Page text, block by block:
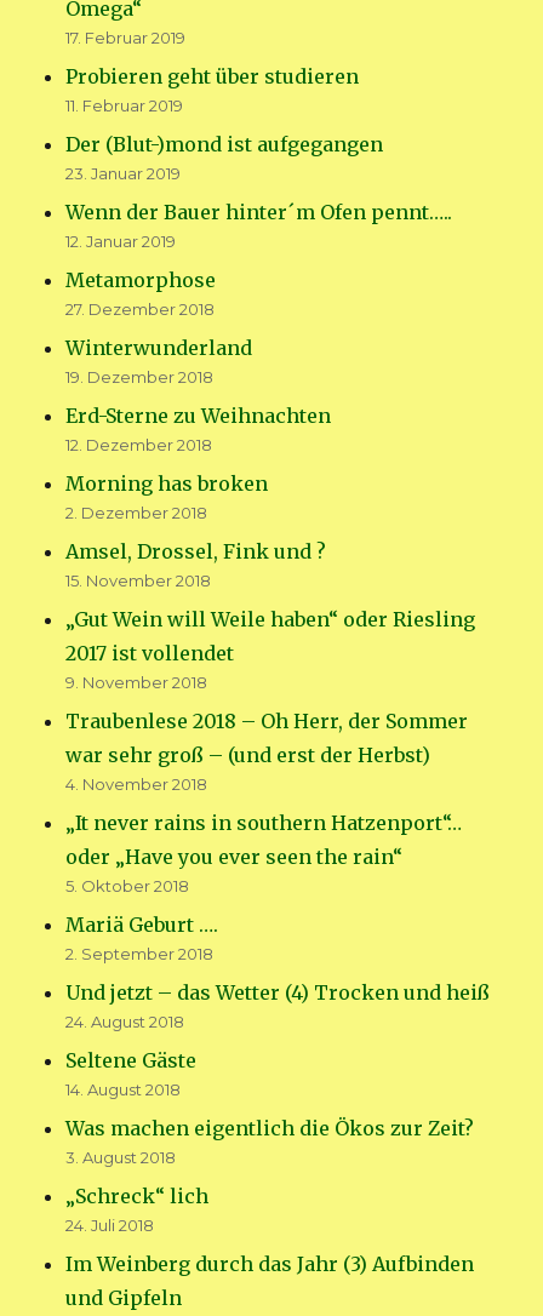
Omega“
17. Februar 2019
Probieren geht über studieren
11. Februar 2019
Der (Blut-)mond ist aufgegangen
23. Januar 2019
Wenn der Bauer hinter´m Ofen pennt…..
12. Januar 2019
Metamorphose
27. Dezember 2018
Winterwunderland
19. Dezember 2018
Erd-Sterne zu Weihnachten
12. Dezember 2018
Morning has broken
2. Dezember 2018
Amsel, Drossel, Fink und ?
15. November 2018
„Gut Wein will Weile haben“ oder Riesling
2017 ist vollendet
9. November 2018
Traubenlese 2018 – Oh Herr, der Sommer
war sehr groß – (und erst der Herbst)
4. November 2018
„It never rains in southern Hatzenport“…
oder „Have you ever seen the rain“
5. Oktober 2018
Mariä Geburt ….
2. September 2018
Und jetzt – das Wetter (4) Trocken und heiß
24. August 2018
Seltene Gäste
14. August 2018
Was machen eigentlich die Ökos zur Zeit?
3. August 2018
„Schreck“ lich
24. Juli 2018
Im Weinberg durch das Jahr (3) Aufbinden
und Gipfeln